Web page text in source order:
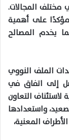
مختلف المجالات.
على أهمية
يخدم المصالح
الملف النووي
إلى اتفاق في
لاستئناف التعاون
واستعدادها
المعنية،